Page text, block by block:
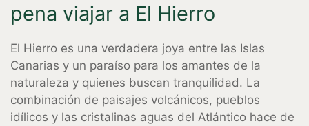
pena viajar a El Hierro
El Hierro es una verdadera joya entre las Islas
Canarias y un paraíso para los amantes de la
naturaleza y quienes buscan tranquilidad. La
combinación de paisajes volcánicos, pueblos
idílicos y las cristalinas aguas del Atlántico hace de